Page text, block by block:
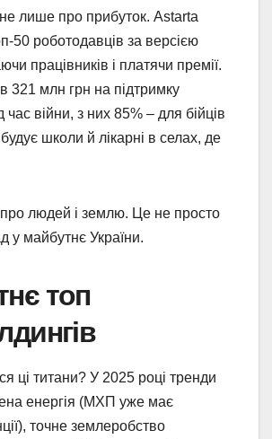
не лише про прибуток. Astarta
50 роботодавців за версією
працівників і платячи премії.
321 млн грн на підтримку
час війни, з них 85% – для бійців
школи й лікарні в селах, де
людей і землю. Це не просто
у майбутнє України.
топ
ці титани? У 2025 році тренди
енергія (МХП уже має
точне землеробство